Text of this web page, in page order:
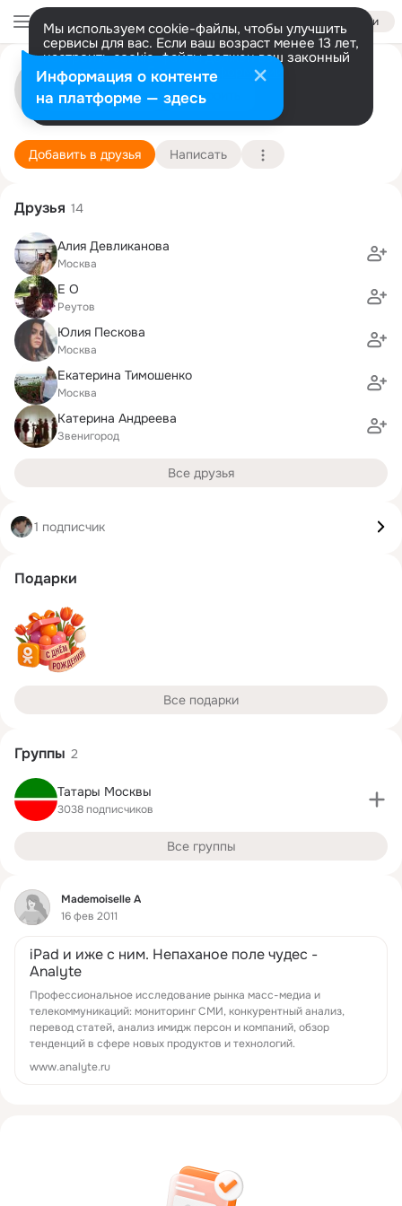
Войти
Мы используем cookie-файлы, чтобы улучшить
сервисы для вас. Если ваш возраст менее 13 лет,
настроить cookie-файлы должен ваш законный
представитель. Больше информации
Разрешить все Настроить
Mademoiselle A
Москва
31 марта (41 год)
МГЛУ, Московский государственный
Подробнее
Добавить в друзья Написать
Фид
Mademoiselle A
16 фев 2011
iPad и иже с ним. Непаханое поле чудес -
Analyte
Профессиональное исследование рынка масс-медиа и
телекоммуникаций: мониторинг СМИ, конкурентный анализ,
перевод статей, анализ имидж персон и компаний, обзор
тенденций в сфере новых продуктов и технологий.
www.analyte.ru
Друзья 14
Алия Девликанова
Москва
Е О
Реутов
Юлия Пескова
Москва
Екатерина Тимошенко
Москва
Катерина Андреева
Звенигород
Все друзья
1 подписчик
Подарки
Все подарки
Группы 2
Татары Москвы
3038 подписчиков
Все группы
Информация о контенте
на платформе — здесь